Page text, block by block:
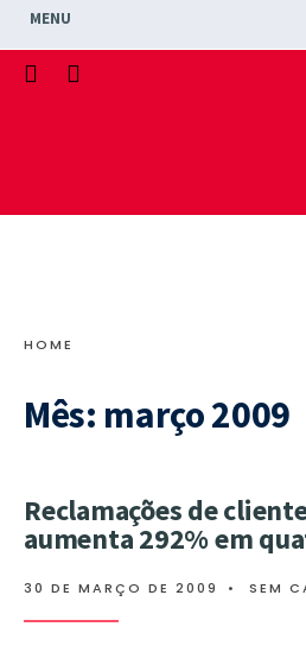
MENU
HOME
Mês: março 2009
Reclamações de
aumenta 292% em
30 DE MARÇO DE 2009 • SEM